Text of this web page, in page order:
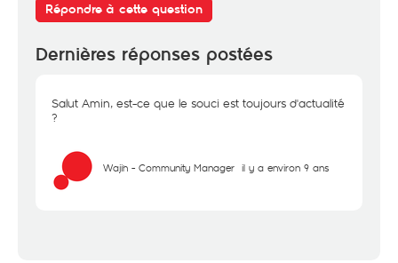
Répondre à cette question
Dernières réponses postées
Salut Amin, est-ce que le souci est toujours d'actualité
?
Wajih - Community Manager il y a environ 9 ans